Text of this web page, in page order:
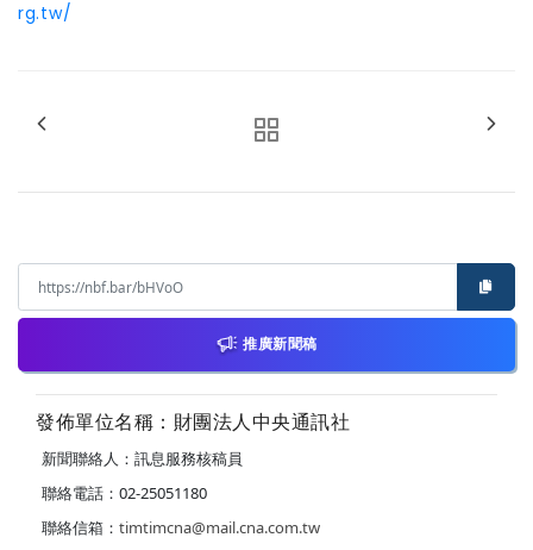
rg.tw/
推廣新聞稿
發佈單位名稱：財團法人中央通訊社
新聞聯絡人：訊息服務核稿員
聯絡電話：02-25051180
聯絡信箱： timtimcna@mail.cna.com.tw